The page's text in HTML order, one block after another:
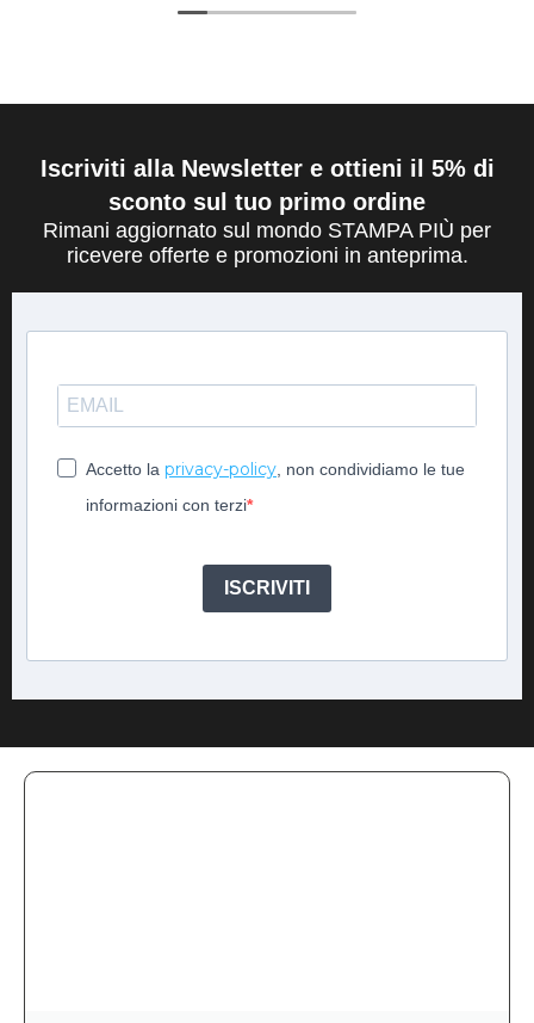
Iscriviti alla Newsletter e ottieni il 5% di
sconto sul tuo primo ordine
Rimani aggiornato sul mondo STAMPA PIÙ per
ricevere offerte e promozioni in anteprima.
Accetto la privacy-policy , non condividiamo le tue
informazioni con terzi
ISCRIVITI